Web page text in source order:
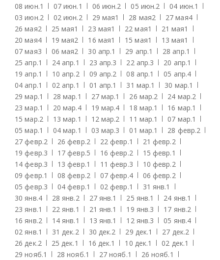
08 июн.1 07 июн.1 06 июн.2 05 июн.2 04 июн.1
03 июн.2 02 июн.2 29 мая1 28 мая2 27 мая4
26 мая2 25 мая1 23 мая1 22 мая1 21 мая1
20 мая4 19 мая2 16 мая1 15 мая1 13 мая1
07 мая3 06 мая2 30 апр.1 29 апр.1 28 апр.1
25 апр.1 24 апр.1 23 апр.3 22 апр.3 20 апр.1
19 апр.1 10 апр.2 09 апр.2 08 апр.1 05 апр.4
04 апр.1 02 апр.1 01 апр.1 31 мар.1 30 мар.1
29 мар.1 28 мар.1 27 мар.1 26 мар.2 24 мар.2
23 мар.1 20 мар.4 19 мар.4 18 мар.1 16 мар.1
15 мар.2 13 мар.1 12 мар.2 11 мар.1 07 мар.1
05 мар.1 04 мар.1 03 мар.3 01 мар.1 28 февр.2
27 февр.2 26 февр.2 22 февр.1 21 февр.2
19 февр.3 17 февр.5 16 февр.2 15 февр.1
14 февр.3 13 февр.1 11 февр.3 10 февр.2
09 февр.1 08 февр.2 07 февр.4 06 февр.2
05 февр.3 04 февр.1 02 февр.1 31 янв.1
30 янв.4 28 янв.2 27 янв.1 25 янв.1 24 янв.1
23 янв.1 22 янв.1 21 янв.1 19 янв.3 17 янв.2
16 янв.2 14 янв.1 13 янв.1 12 янв.3 05 янв.4
02 янв.1 31 дек.2 30 дек.2 29 дек.1 27 дек.2
26 дек.2 25 дек.1 16 дек.1 10 дек.1 02 дек.1
29 нояб.1 28 нояб.1 27 нояб.1 26 нояб.1